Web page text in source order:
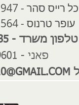
רייס סהר - 050-4491947
עופר טרנוס - 052-8236564
טלפון משרד - 08-8584435
פאני - 052-2769601